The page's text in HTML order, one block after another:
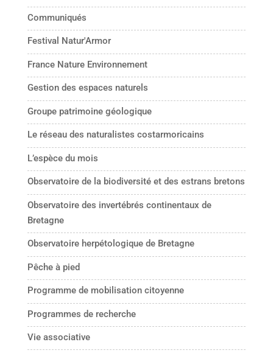
Communiqués
Festival Natur'Armor
France Nature Environnement
Gestion des espaces naturels
Groupe patrimoine géologique
Le réseau des naturalistes costarmoricains
L’espèce du mois
Observatoire de la biodiversité et des estrans bretons
Observatoire des invertébrés continentaux de
Bretagne
Observatoire herpétologique de Bretagne
Pêche à pied
Programme de mobilisation citoyenne
Programmes de recherche
Vie associative